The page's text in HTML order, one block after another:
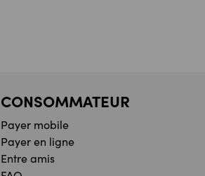
CONSOMMATEUR
Payer mobile
Payer en ligne
Entre amis